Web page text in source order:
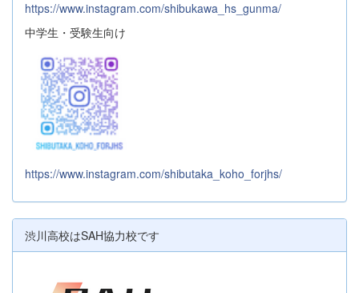
https://www.instagram.com/shibukawa_hs_gunma/
中学生・受験生向け
https://www.instagram.com/shibutaka_koho_forjhs/
渋川高校はSAH協力校です